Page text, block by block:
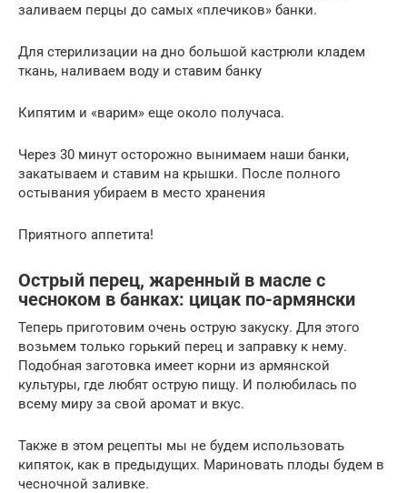
заливаем перцы до самых «плечиков» банки.
Для стерилизации на дно большой кастрюли кладем
ткань, наливаем воду и ставим банку
Кипятим и «варим» еще около получаса.
Через 30 минут осторожно вынимаем наши банки,
закатываем и ставим на крышки. После полного
остывания убираем в место хранения
Приятного аппетита!
Острый перец, жаренный в масле с
чесноком в банках: цицак по-армянски
Теперь приготовим очень острую закуску. Для этого
возьмем только горький перец и заправку к нему.
Подобная заготовка имеет корни из армянской
культуры, где любят острую пищу. И полюбилась по
всему миру за свой аромат и вкус.
Также в этом рецепты мы не будем использовать
кипяток, как в предыдущих. Мариновать плоды будем в
чесночной заливке.